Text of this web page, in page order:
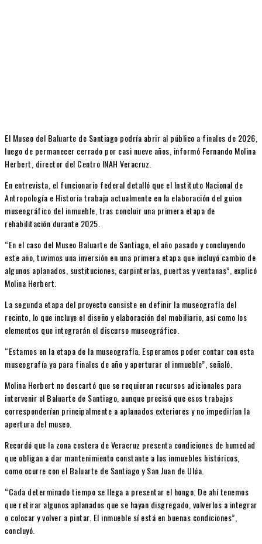
El Museo del Baluarte de Santiago podría abrir al público a finales de 2026,
luego de permanecer cerrado por casi nueve años, informó Fernando Molina
Herbert, director del Centro INAH Veracruz.
En entrevista, el funcionario federal detalló que el Instituto Nacional de
Antropología e Historia trabaja actualmente en la elaboración del guion
museográfico del inmueble, tras concluir una primera etapa de
rehabilitación durante 2025.
“En el caso del Museo Baluarte de Santiago, el año pasado y concluyendo
este año, tuvimos una inversión en una primera etapa que incluyó cambio de
algunos aplanados, sustituciones, carpinterías, puertas y ventanas”, explicó
Molina Herbert.
La segunda etapa del proyecto consiste en definir la museografía del
recinto, lo que incluye el diseño y elaboración del mobiliario, así como los
elementos que integrarán el discurso museográfico.
“Estamos en la etapa de la museografía. Esperamos poder contar con esta
museografía ya para finales de año y aperturar el inmueble”, señaló.
Molina Herbert no descartó que se requieran recursos adicionales para
intervenir el Baluarte de Santiago, aunque precisó que esos trabajos
corresponderían principalmente a aplanados exteriores y no impedirían la
apertura del museo.
Recordó que la zona costera de Veracruz presenta condiciones de humedad
que obligan a dar mantenimiento constante a los inmuebles históricos,
como ocurre con el Baluarte de Santiago y San Juan de Ulúa.
“Cada determinado tiempo se llega a presentar el hongo. De ahí tenemos
que retirar algunos aplanados que se hayan disgregado, volverlos a integrar
o colocar y volver a pintar. El inmueble sí está en buenas condiciones”,
concluyó.